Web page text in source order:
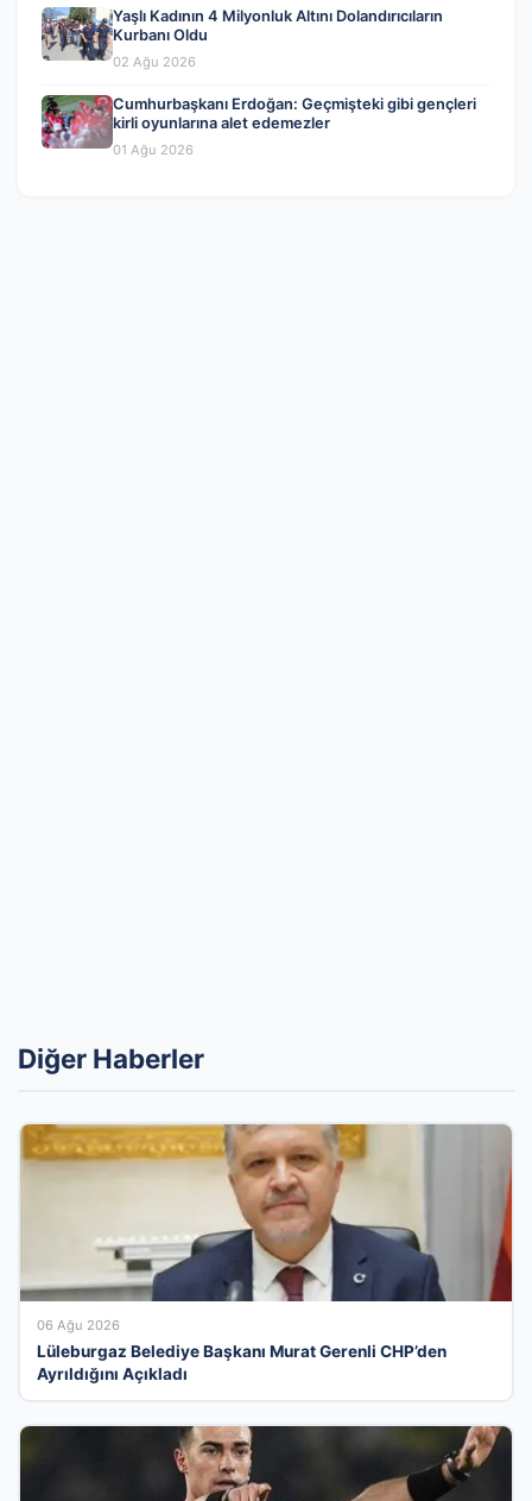
Yaşlı Kadının 4 Milyonluk Altını Dolandırıcıların
Kurbanı Oldu
02 Ağu 2026
Cumhurbaşkanı Erdoğan: Geçmişteki gibi gençleri
kirli oyunlarına alet edemezler
01 Ağu 2026
Diğer Haberler
06 Ağu 2026
Lüleburgaz Belediye Başkanı Murat Gerenli CHP’den
Ayrıldığını Açıkladı